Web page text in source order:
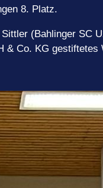
8. Platz.
(Bahlinger SC
& Co. KG gestiftetes